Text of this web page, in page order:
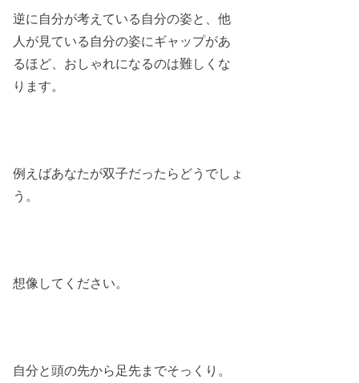
逆に自分が考えている自分の姿と、他
人が見ている自分の姿にギャップがあ
るほど、おしゃれになるのは難しくな
ります。
例えばあなたが双子だったらどうでしょ
う。
想像してください。
自分と頭の先から足先までそっくり。